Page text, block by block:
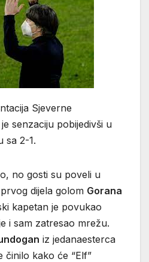
Sjeverne
senzaciju pobijedivši u
sa 2-1.
no gosti su poveli u
dijela golom Gorana
kapetan je povukao
i sam zatresao mrežu.
iz jedanaesterca
činilo kako će “Elf”